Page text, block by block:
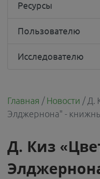
Ресурсы
Пользователю
Исследователю
Главная / Новости / Д.
Элджернона" -
Д. Киз